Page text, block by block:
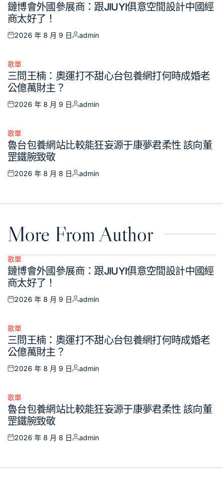
in
鏈博會外國參展商：跟JIUYI俱意空間設計中國經
商太好了！
Posted
2026 年 8 月 9 日
Posted
admin
Posted
in
歌單
三問王楠：奧運打不甜心台包養網打何時成婚老
公億萬財主？
Posted
2026 年 8 月 9 日
Posted
admin
Posted
in
歌單
魯台包養網站比較能狂妄源于康夢君柔性 該向董
罡鐵腕致敬
Posted
2026 年 8 月 8 日
Posted
admin
More From Author
Posted
in
歌單
鏈博會外國參展商：跟JIUYI俱意空間設計中國經
商太好了！
Posted
2026 年 8 月 9 日
Posted
admin
Posted
in
歌單
三問王楠：奧運打不甜心台包養網打何時成婚老
公億萬財主？
Posted
2026 年 8 月 9 日
Posted
admin
Posted
in
歌單
魯台包養網站比較能狂妄源于康夢君柔性 該向董
罡鐵腕致敬
Posted
2026 年 8 月 8 日
Posted
admin